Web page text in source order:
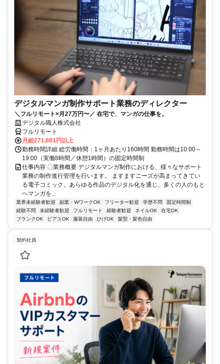
デジタルマンガ制作サポート業務のディレクター
＼フルリモート×月27万円〜／ 在宅で、マンガの仕事を。
デジタル職人株式会社
フルリモート
月給271,881円以上
勤務時間詳細 総労働時間：1ヶ月あたり160時間 勤務時間は10:00～
19:00（実働8時間／休憩1時間）の固定時間制
仕事内容 〇業務概要 デジタルマンガ制作における、様々なサポート
業務の制作進行管理を行います。 ますますニーズが高まってきてい
る電子コミック。あらゆる作品のデジタル化を通じ、多くの人のもと
へマンガを...
業界未経験者歓迎 副業・WワークOK フリーター歓迎 学歴不問
固定時間制
経験不問
未経験者歓迎 フルリモート 経験者歓迎 ネイルOK
在宅OK
ブランクOK
ピアスOK 服装自由 ひげOK 髪型・髪色自由
契約社員